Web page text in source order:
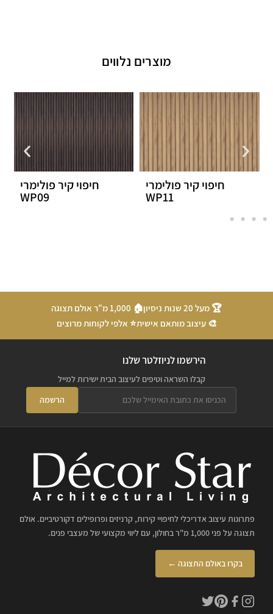
מוצרים נלווים
חיפוי קיר פולימרי
WP09
חיפוי קיר
🏆 מעל 20 שנות ניסיון
🏠 1,000 מ"ר אולם תצוגה
🎨 עיצוב מותאם אישית⭐ אלפי לקוחות מרוצים
הירשמו לניוזלטר שלנו
קבלו השראה וטיפים לעיצוב הבית ישירות למייל
הרשמה
פתרונות עיצוב אדריכלי לחיפויי קירות, קרניזים ופרופילים דקורטיביים. אולם
תצוגה על פני 1,000 מ"ר בחולון, עם ליווי מקצועי של מעצבי פנים.
בקרו באולם התצוגה ←